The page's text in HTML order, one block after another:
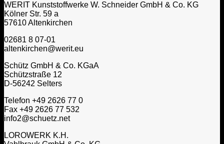
WERIT Kunststoffwerke W. Schneider GmbH & Co. KG
Kölner Str. 59 a
57610 Altenkirchen
02681 8 07-01
altenkirchen@werit.eu
Schütz GmbH & Co. KGaA
Schützstraße 12
D-56242 Selters
Telefon +49 2626 77 0
Fax +49 2626 77 532
info2@schuetz.net
LOROWERK K.H.